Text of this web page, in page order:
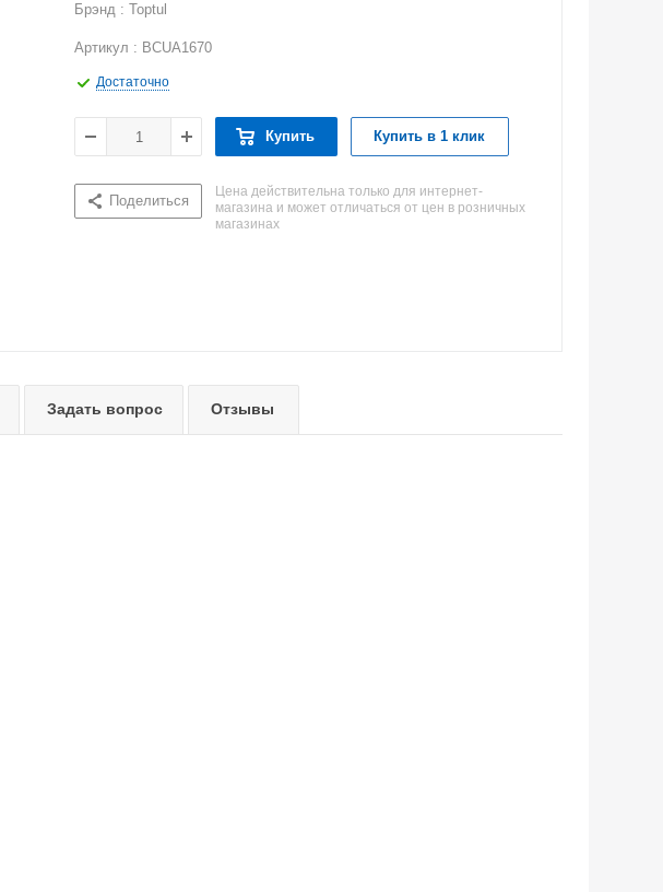
Брэнд : Toptul
Артикул : BCUA1670
Достаточно
Купить Купить в 1 клик
Поделиться
Цена действительна только для интернет-
магазина и может отличаться от цен в розничных
магазинах
Задать вопрос Отзывы